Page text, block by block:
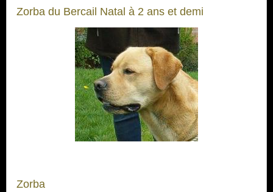
Zorba du Bercail Natal à 2 ans et demi
Zorba